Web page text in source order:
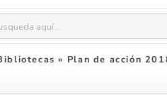
» Plan de acción